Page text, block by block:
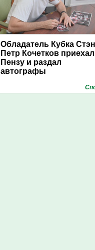
Обладатель Кубка
Петр Кочетков
Пензу и раздал
автографы